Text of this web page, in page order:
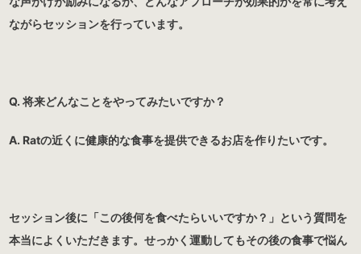
ながらセッションを行っています。
Q. 将来どんなことをやってみたいですか？
A. Ratの近くに健康的な食事を提供できるお店を作りたいです。
セッション後に「この後何を食べたらいいですか？」という質問を
本当によくいただきます。せっかく運動してもその後の食事で悩ん